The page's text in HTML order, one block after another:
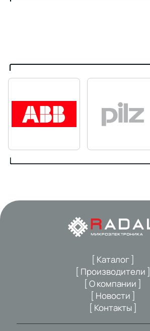
[ Каталог ]
[ Производители ]
[ О компании ]
[ Новости ]
[ Контакты ]